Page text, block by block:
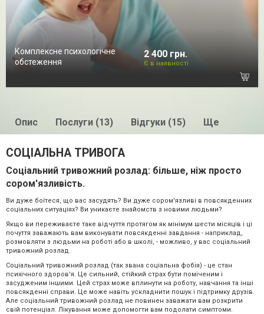
Комплексне психологічне
обстеження
2 400 грн.
Є в наявності
Опис Послуги (13) Відгуки (15) Ще
СОЦІАЛЬНА ТРИВОГА
Соціальний тривожний розлад: більше, ніж просто
сором'язливість.
Ви дуже боїтеся, що вас засудять? Ви дуже сором'язливі в повсякденних
соціальних ситуаціях? Ви уникаєте знайомств з новими людьми?
Якщо ви переживаєте таке відчуття протягом як мінімум шести місяців і ці
почуття заважають вам виконувати повсякденні завдання - наприклад,
розмовляти з людьми на роботі або в школі, - можливо, у вас соціальний
тривожний розлад.
Соціальний тривожний розлад (так звана соціальна фобія) - це стан
психічного здоров'я. Це сильний, стійкий страх бути поміченим і
засудженим іншими. Цей страх може вплинути на роботу, навчання та інші
повсякденні справи. Це може навіть ускладнити пошук і підтримку друзів.
Але соціальний тривожний розлад не повинен заважати вам розкрити
свій потенціал. Лікування може допомогти вам подолати симптоми.